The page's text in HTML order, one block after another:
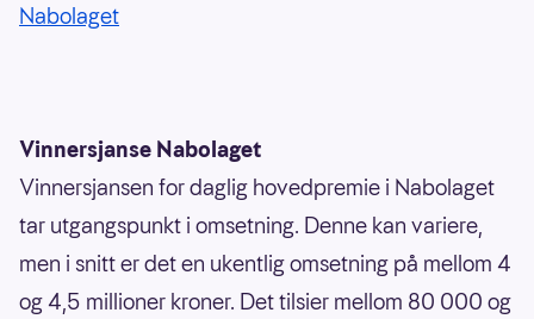
Nabolaget
Vinnersjanse Nabolaget
Vinnersjansen for daglig hovedpremie i Nabolaget
tar utgangspunkt i omsetning. Denne kan variere,
men i snitt er det en ukentlig omsetning på mellom 4
og 4,5 millioner kroner. Det tilsier mellom 80 000 og